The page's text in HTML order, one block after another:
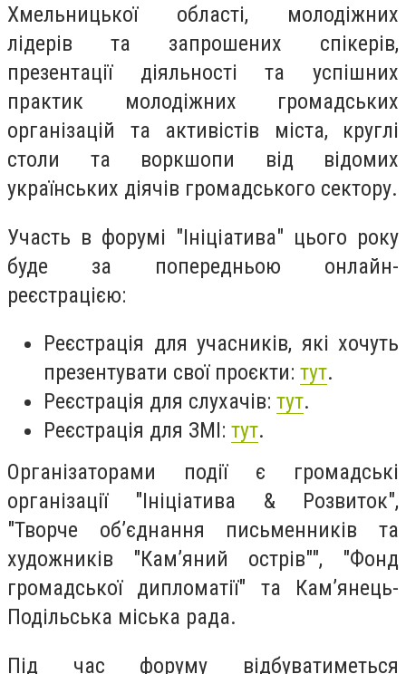
Хмельницької області, молодіжних
лідерів та запрошених спікерів,
презентації діяльності та успішних
практик молодіжних громадських
організацій та активістів міста, круглі
столи та воркшопи від відомих
українських діячів громадського сектору.
Участь в форумі "Ініціатива" цього року
буде за попередньою онлайн-
реєстрацією:
Реєстрація для учасників, які хочуть
презентувати свої проєкти: тут.
Реєстрація для слухачів: тут.
Реєстрація для ЗМІ: тут.
Організаторами події є громадські
організації "Ініціатива & Розвиток",
"Творче об’єднання письменників та
художників "Кам’яний острів"", "Фонд
громадської дипломатії" та Кам’янець-
Подільська міська рада.
Під час форуму відбуватиметься